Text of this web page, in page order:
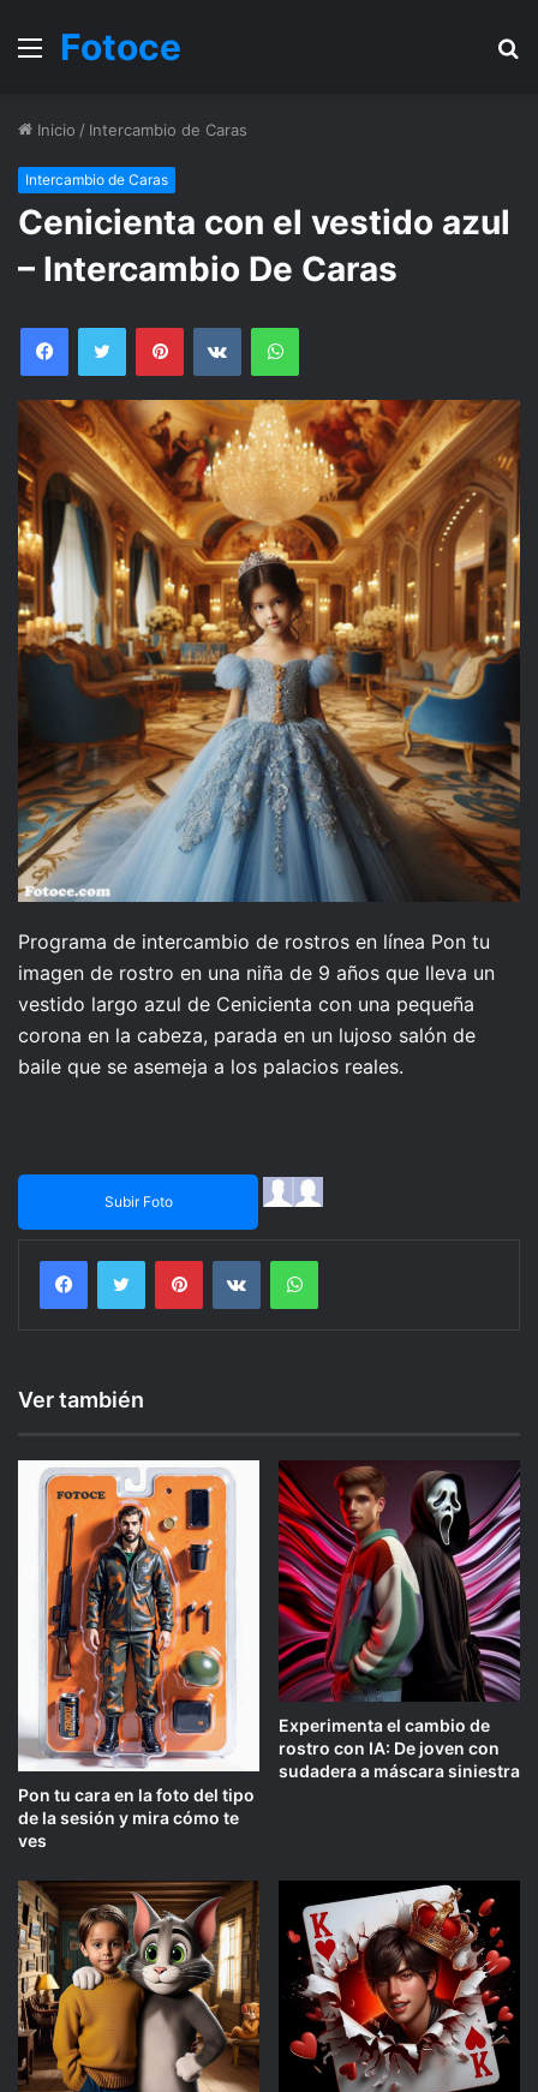
Menu
Fotoce
Inicio / Intercambio de Caras
Intercambio de Caras
Cenicienta con el vestido azul
– Intercambio De Caras
FacebookTwitter PinterestVKontakteWhatsApp
Programa de intercambio de rostros en línea Pon tu
imagen de rostro en una niña de 9 años que lleva un
vestido largo azul de Cenicienta con una pequeña
corona en la cabeza, parada en un lujoso salón de
baile que se asemeja a los palacios reales.
Subir Foto
FacebookTwitterPinterestVKontakteWhatsApp
Ver también
Pon tu cara en la foto del tipo
de la sesión y mira cómo te
ves
Experimenta el cambio de
rostro con IA: De joven con
sudadera a máscara siniestra